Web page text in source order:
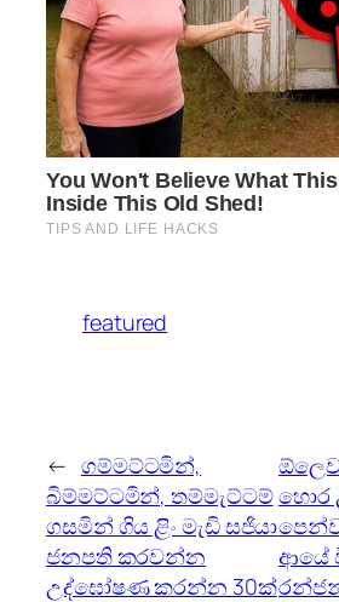
featured
← ගම්මට්ටමින්,
බිම්මට්ටමින්, තම්මැට්ටම්
ගසමින් ගිය ළිං මැඩි සජියා
ජනපති කරවන්න
උද්ඝෝෂණ කරන්න 30ක්
හොර
ආයේ